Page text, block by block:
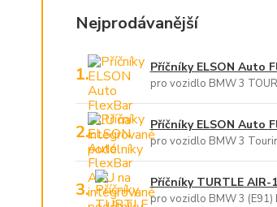
Nejprodávanější
1. Příčníky ELSON Auto
pro vozidlo BMW 3
2. Příčníky ELSON Auto
pro vozidlo BMW 3
3. Příčníky TURTLE AIR-
pro vozidlo BMW 3